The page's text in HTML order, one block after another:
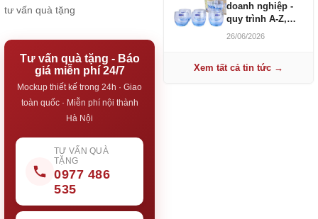
tư vấn quà tặng
Tư vấn quà tặng - Báo
giá miễn phí 24/7
Mockup thiết kế trong 24h · Giao
toàn quốc · Miễn phí nội thành
Hà Nội
TƯ VẤN QUÀ
TẶNG
0977 486
535
doanh nghiệp -
quy trình A-Z,
báo giá và thời
26/06/2026
Xem tất cả tin tức →